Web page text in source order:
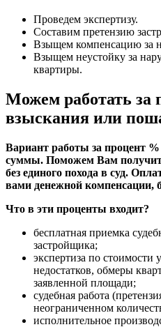
Проведем экспертизу.
Составим претензию
Взыщем компенсацию за
Взыщем неустойку за
квартиры.
Можем работать за
взыскания или
Вариант работы за процент
суммы. Поможем Вам
без единого похода в суд.
вами денежной компенсации,
Что в эти проценты входит?
бесплатная приемка
застройщика;
экспертиза по стоимости
недостатков, обмеры
заявленной площади;
судебная работа
неограниченном
исполнительное